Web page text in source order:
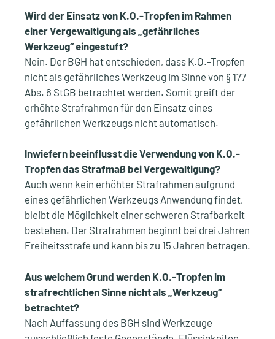
Wird der Einsatz von K.O.-Tropfen im Rahmen
einer Vergewaltigung als „gefährliches
Werkzeug“ eingestuft?
Nein. Der BGH hat entschieden, dass K.O.-Tropfen
nicht als gefährliches Werkzeug im Sinne von § 177
Abs. 6 StGB betrachtet werden. Somit greift der
erhöhte Strafrahmen für den Einsatz eines
gefährlichen Werkzeugs nicht automatisch.
Inwiefern beeinflusst die Verwendung von K.O.-
Tropfen das Strafmaß bei Vergewaltigung?
Auch wenn kein erhöhter Strafrahmen aufgrund
eines gefährlichen Werkzeugs Anwendung findet,
bleibt die Möglichkeit einer schweren Strafbarkeit
bestehen. Der Strafrahmen beginnt bei drei Jahren
Freiheitsstrafe und kann bis zu 15 Jahren betragen.
Aus welchem Grund werden K.O.-Tropfen im
strafrechtlichen Sinne nicht als „Werkzeug“
betrachtet?
Nach Auffassung des BGH sind Werkzeuge